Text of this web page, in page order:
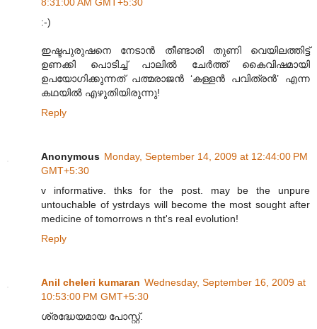
:-)
ഇഷ്ടപുരുഷനെ നേടാൻ തീണ്ടാരി തുണി വെയിലത്തിട്ട്
ഉണക്കി പൊടിച്ച് പാലിൽ ചേർത്ത് കൈവിഷമായി
ഉപയോഗിക്കുന്നത് പത്മരാജൻ ‘കള്ളൻ പവിത്രൻ’ എന്ന
കഥയിൽ എഴുതിയിരുന്നു!
Reply
Anonymous Monday, September 14, 2009 at 12:44:00 PM
GMT+5:30
v informative. thks for the post. may be the unpure
untouchable of ystrdays will become the most sought after
medicine of tomorrows n tht's real evolution!
Reply
Anil cheleri kumaran Wednesday, September 16, 2009 at
10:53:00 PM GMT+5:30
ശ്രദ്ധേയമായ പോസ്റ്റ്.